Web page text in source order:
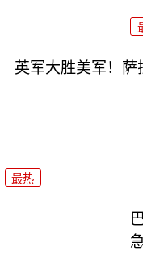
英军大胜美军！萨
最热